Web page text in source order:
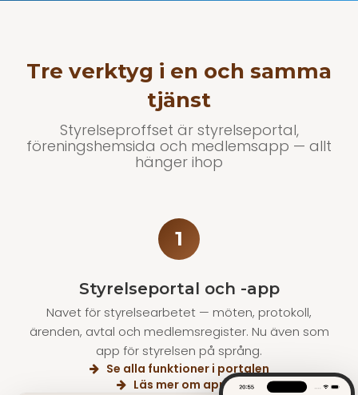
Tre verktyg i en och samma
tjänst
Styrelseproffset är styrelseportal,
föreningshemsida och medlemsapp — allt
hänger ihop
1
Styrelseportal och -app
Navet för styrelsearbetet — möten, protokoll,
ärenden, avtal och medlemsregister. Nu även som
app för styrelsen på språng.
Se alla funktioner i portalen
Läs mer om appen